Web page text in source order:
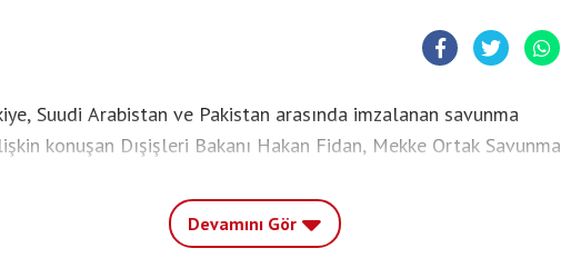
Suudi Arabistan ve Pakistan arasında imzalanan savunma
konuşan Dışişleri Bakanı Hakan Fidan, Mekke Ortak Savunma
olduğunu söyledi.
Devamını Gör